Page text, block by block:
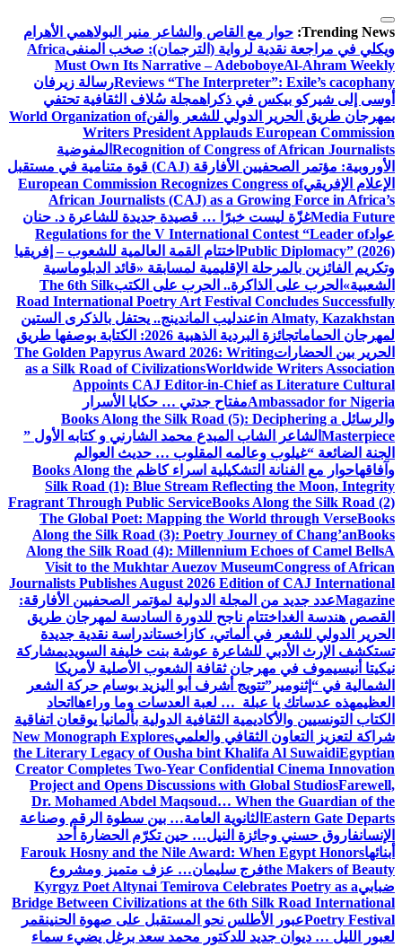
التجاوز
إلى
المحتوى
Trending News: حوار مع القاص والشاعر منير البولاهمي الأهرام
ويكلي في مراجعة نقدية لرواية (الترجمان): صخب المنفىAfrica
Must Own Its Narrative – AdeboboyeAl-Ahram Weekly
Reviews “The Interpreter”: Exile’s cacophanyرسالة زيرفان
أوسى إلى شيركو بيكس في ذكراهمجلة سُلاف الثقافية تحتفي
بمهرجان طريق الحرير الدولي للشعر والفنWorld Organization of
Writers President Applauds European Commission
Recognition of Congress of African Journalists المفوضية
الأوروبية: مؤتمر الصحفيين الأفارقة (CAJ) قوة متنامية في مستقبل
الإعلام الإفريقيEuropean Commission Recognizes Congress of
African Journalists (CAJ) as a Growing Force in Africa’s
Media Futureغزّة ليست خبرًا … قصيدة جديدة للشاعرة د. حنان
عوادRegulations for the V International Contest “Leader of
Public Diplomacy” (2026) اختتام القمة العالمية للشعوب – إفريقيا
وتكريم الفائزين بالمرحلة الإقليمية لمسابقة «قائد الدبلوماسية
الشعبية» الحرب على الذاكرة.. الحرب على الكتبThe 6th Silk
Road International Poetry Art Festival Concludes Successfully
in Almaty, Kazakhstanعندليب الماندينج.. يحتفل بالذكرى الستين
لمهرجان الحمامات
جائزة البردية الذهبية 2026: الكتابة بوصفها طريق
الحرير بين الحضاراتThe Golden Papyrus Award 2026: Writing
as a Silk Road of CivilizationsWorldwide Writers Association
Appoints CAJ Editor-in-Chief as Literature Cultural
Ambassador for Nigeriaمفتاح جدتي … حكايا الأسرار
والرسائل Books Along the Silk Road (5): Deciphering a
Masterpiece الشاعر الشاب المبدع محمد الشارني و كتابه الأول ”
الجنة الضائعة “غيلوب وعالمه المقلوب … حديث العوالم
وآفاقهاحوار مع الفنانة التشكيلية اسراء كاظم Books Along the
Silk Road (1): Blue Stream Reflecting the Moon, Integrity
Fragrant Through Public ServiceBooks Along the Silk Road (2)
The Global Poet: Mapping the World through VerseBooks
Along the Silk Road (3): Poetry Journey of Chang’anBooks
Along the Silk Road (4): Millennium Echoes of Camel BellsA
Visit to the Mukhtar Auezov MuseumCongress of African
Journalists Publishes August 2026 Edition of CAJ International
Magazineعدد جديد من المجلة الدولية لمؤتمر الصحفيين الأفارقة:
القصص هندسة الغد اختتام ناجح للدورة السادسة لمهرجان طريق
الحرير الدولي للشعر في ألماتي، كازاخستاندراسة نقدية جديدة
تستكشف الإرث الأدبي للشاعرة عوشة بنت خليفة السويديمشاركة
نيكيتا أنيسيموف في مهرجان ثقافة الشعوب الأصلية لأمريكا
الشمالية في “إثنومير”تتويج أشرف أبو اليزيد بوسام حركة الشعر
العظيمهذه عدساتك يا عبلة … لعبة العدسات وما وراءها اتحاد
الكتاب التونسيين والأكاديمية الثقافية الدولية بألمانيا يوقعان اتفاقية
شراكة لتعزيز التعاون الثقافي والعلميNew Monograph Explores
the Literary Legacy of Ousha bint Khalifa Al SuwaidiEgyptian
Creator Completes Two-Year Confidential Cinema Innovation
Project and Opens Discussions with Global StudiosFarewell,
Dr. Mohamed Abdel Maqsoud… When the Guardian of the
Eastern Gate Departs الثانوية العامة… بين سطوة الرقم وصناعة
الإنسانفاروق حسني وجائزة النيل… حين تكرّم الحضارة أحد
أبنائهاFarouk Hosny and the Nile Award: When Egypt Honors
the Makers of Beautyفرج سليمان… عزف متميز ومشروع
ضبابيKyrgyz Poet Altynai Temirova Celebrates Poetry as a
Bridge Between Civilizations at the 6th Silk Road International
Poetry Festivalعبور الأطلس نحو المستقبل على صهوة الحنينقمر
لعبور الليل … ديوان جديد للدكتور محمد سعد برغل يضيء سماء